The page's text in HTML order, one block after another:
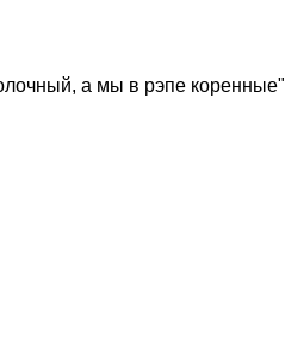
а мы в рэпе коренные"